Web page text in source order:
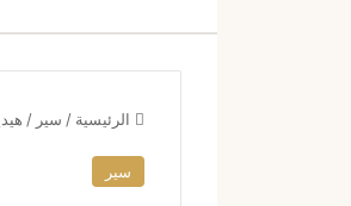
الرئيسية / سير /
سير